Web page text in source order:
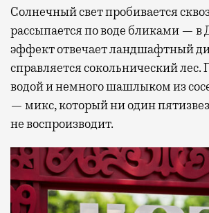
Солнечный свет пробивается
рассыпается по воде бликами — в
эффект отвечает ландшафтный
справляется сокольнический лес.
водой и немного шашлыком из
— микс, который ни один
не воспроизводит.